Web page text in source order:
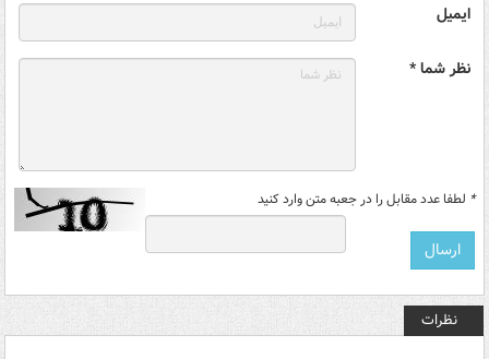
ایمیل
نظر شما *
* لطفا عدد مقابل را در جعبه متن وارد کنید
نظرات